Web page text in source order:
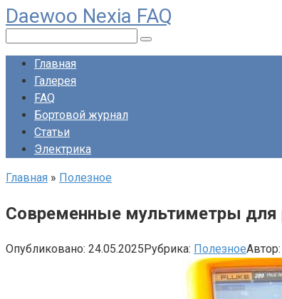
Перейти
к
контенту
Daewoo Nexia FAQ
Главная
Галерея
FAQ
Бортовой журнал
Статьи
Электрика
Главная » Полезное
Современные мультиметры для
Опубликовано: 24.05.2025Рубрика: ПолезноеАвтор: